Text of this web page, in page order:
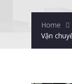
Home
Vận